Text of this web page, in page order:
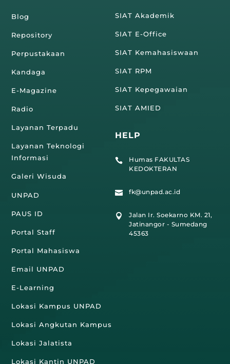
Blog
Repository
Perpustakaan
Kandaga
E-Magazine
Radio
Layanan Terpadu
Layanan Teknologi
Informasi
Galeri Wisuda
UNPAD
PAUS ID
Portal Staff
Portal Mahasiswa
Email UNPAD
E-Learning
Lokasi Kampus UNPAD
Lokasi Angkutan Kampus
Lokasi Jalatista
Lokasi Kantin UNPAD
SIAT Akademik
SIAT E-Office
SIAT Kemahasiswaan
SIAT RPM
SIAT Kepegawaian
SIAT AMIED
HELP

Humas FAKULTAS
KEDOKTERAN
 fk@unpad.ac.id

Jalan Ir. Soekarno KM. 21,
Jatinangor - Sumedang
45363